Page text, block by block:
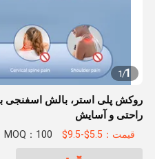
1
/
1
روکش پلی استر، بالش اسفنجی
راحتی و آسایش
قیمت：5.5$-9.5$ MOQ：100